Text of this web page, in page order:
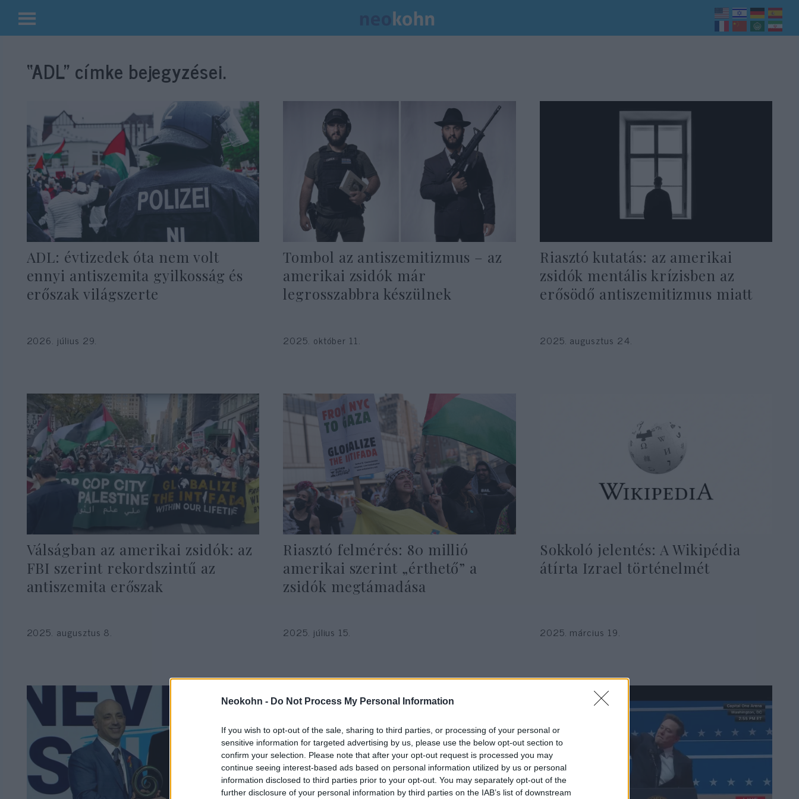
Neokohn - Do Not Process My Personal Information
If you wish to opt-out of the sale, sharing to third parties, or processing of your personal or
sensitive information for targeted advertising by us, please use the below opt-out section to
confirm your selection. Please note that after your opt-out request is processed you may
continue seeing interest-based ads based on personal information utilized by us or personal
information disclosed to third parties prior to your opt-out. You may separately opt-out of the
further disclosure of your personal information by third parties on the IAB’s list of downstream
Kilépés
tartalomba“ADL” címke bejegyzései.
ADL: évtizedek óta nem volt
ennyi antiszemita gyilkosság és
erőszak világszerte
2026. július 29.
Tombol az antiszemitizmus – az
amerikai zsidók már
legrosszabbra készülnek
2025. október 11.
Riasztó kutatás: az amerikai
zsidók mentális krízisben az
erősödő antiszemitizmus miatt
2025. augusztus 24.
Válságban az amerikai zsidók: az
FBI szerint rekordszintű az
antiszemita erőszak
2025. augusztus 8.
Riasztó felmérés: 80 millió
amerikai szerint „érthető” a
zsidók megtámadása
2025. július 15.
Sokkoló jelentés: A Wikipédia
átírta Izrael történelmét
2025. március 19.